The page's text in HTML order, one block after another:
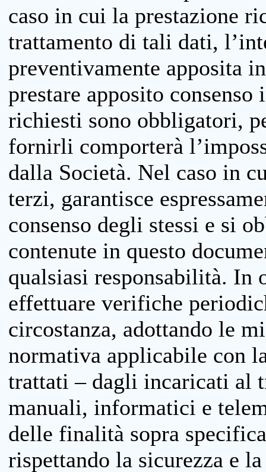
caso in cui la prestazione
trattamento di tali dati,
preventivamente apposita
prestare apposito
richiesti sono obbligatori,
fornirli comporterà
dalla Società. Nel caso in
terzi, garantisce
consenso degli stessi e si
contenute in questo
qualsiasi responsabilità. In
effettuare verifiche
circostanza, adottando le
normativa applicabile con
trattati – dagli incaricati al
manuali, informatici e
delle finalità sopra
rispettando la sicurezza e